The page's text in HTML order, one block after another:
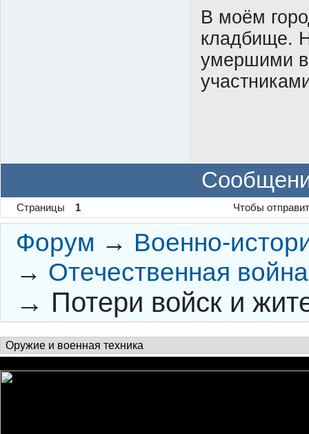
В моём
кладбище.
умершими в
Страницы 1 Чтобы
Форум → Военно-
→ Отечественная
→ Потери войск и